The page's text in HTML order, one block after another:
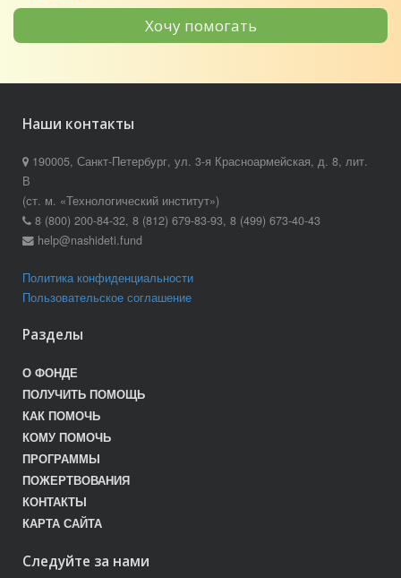
Хочу помогать
Наши контакты
190005, Санкт-Петербург, ул. 3-я Красноармейская, д. 8, лит.
В
(ст. м. «Технологический институт»)
8 (800) 200-84-32, 8 (812) 679-83-93, 8 (499) 673-40-43
help@nashideti.fund
Политика конфиденциальности
Пользовательское соглашение
Разделы
О ФОНДЕ
ПОЛУЧИТЬ ПОМОЩЬ
КАК ПОМОЧЬ
КОМУ ПОМОЧЬ
ПРОГРАММЫ
ПОЖЕРТВОВАНИЯ
КОНТАКТЫ
КАРТА САЙТА
Следуйте за нами